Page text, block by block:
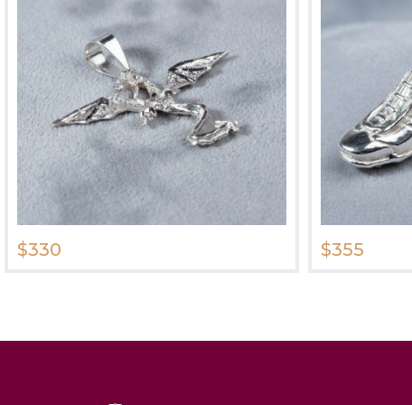
$330 $355